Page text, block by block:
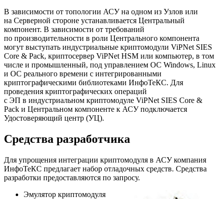
В зависимости от топологии АСУ на одном из Узлов или
на Серверной стороне устанавливается Центральный
компонент. В зависимости от требований
по производительности в роли Центрального компонента
могут выступать индустриальные криптомодули ViPNet SIES
Core & Pack, криптосервер ViPNet HSM или компьютер, в том
числе и промышленный, под управлением ОС Windows, Linux
и ОС реального времени с интегрированными
криптографическими библиотеками ИнфоТеКС. Для
проведения криптографических операций
с ЭП в индустриальном криптомодуле ViPNet SIES Core &
Pack и Центральном компоненте к АСУ подключается
Удостоверяющий центр (УЦ).
Средства разработчика
Для упрощения интеграции криптомодуля в АСУ компания
ИнфоТеКС предлагает набор отладочных средств. Средства
разработки предоставляются по запросу.
Эмулятор криптомодуля